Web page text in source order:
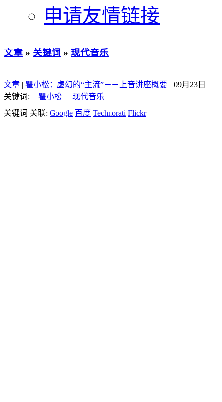
申请友情链接
文章 » 关键词 » 现代音乐
文章 | 瞿小松：虚幻的“主流”－－上音讲座概要
09月23日
关键词:
瞿小松
现代音乐
关键词 关联: Google 百度 Technorati Flickr